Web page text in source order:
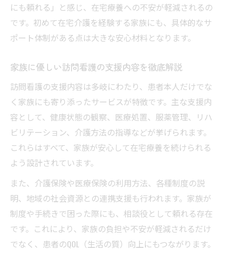
にも頼れる」と感じ、在宅療養への不安が軽減されるの
です。初めて在宅介護を経験する家族にも、具体的なサ
ポート体制がある点は大きな安心材料となります。
家族に優しい訪問看護の支援内容を徹底解説
訪問看護の支援内容は多岐にわたり、患者本人だけでな
く家族にも寄り添ったサービスが特徴です。主な支援内
容として、健康状態の観察、医療処置、服薬管理、リハ
ビリテーション、介護方法の指導などが挙げられます。
これらはすべて、家族が安心して在宅療養を続けられる
よう設計されています。
また、介護保険や医療保険の利用方法、各種制度の説
明、地域の社会資源との連携支援も行われます。家族が
制度や手続きで困った際にも、相談役として頼れる存在
です。これにより、家族の負担や不安が軽減されるだけ
でなく、患者のQOL（生活の質）向上にもつながります。